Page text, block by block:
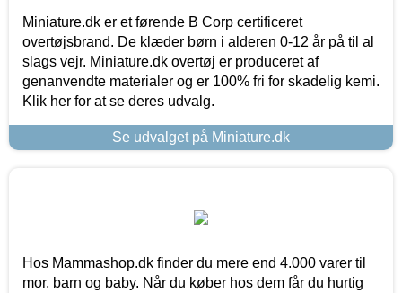
Miniature.dk er et førende B Corp certificeret
overtøjsbrand. De klæder børn i alderen 0-12 år på til al
slags vejr. Miniature.dk overtøj er produceret af
genanvendte materialer og er 100% fri for skadelig kemi.
Klik her for at se deres udvalg.
Se udvalget på Miniature.dk
Hos Mammashop.dk finder du mere end 4.000 varer til
mor, barn og baby. Når du køber hos dem får du hurtig